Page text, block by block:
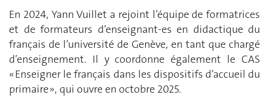
En 2024, Yann Vuillet a rejoint l’équipe de formatrices
et de formateurs d’enseignant-es en didactique du
français de l’université de Genève, en tant que chargé
d’enseignement. Il y coordonne également le CAS
« Enseigner le français dans les dispositifs d’accueil du
primaire », qui ouvre en octobre 2025.